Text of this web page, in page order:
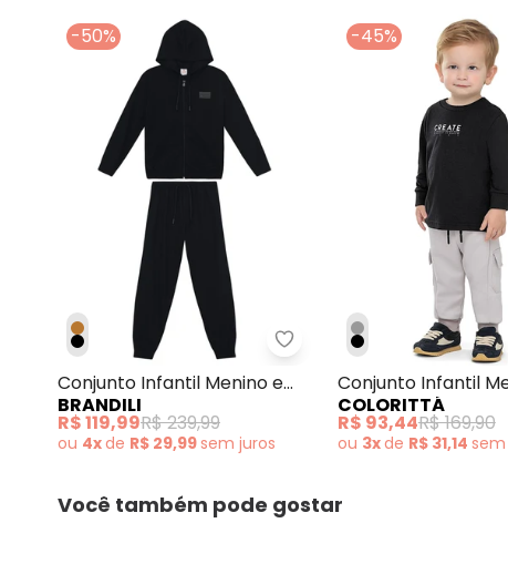
fevereiro/2026
-50%
Brandili - Conjunto
Conjunto Infantil Menino em
Suedine Preto
BRANDILI
R$ 119,99R$ 239,99
ou 4xde R$ 29,99sem juros
-45%
Conjunto Infantil
Bolsos Cargo Preto
COLORITTÁ
R$ 93,44R$ 169,90
ou 3xde R$ 31,14 sem
Você também pode gostar